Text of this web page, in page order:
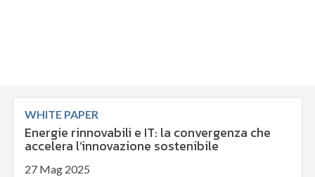
WHITE PAPER
Energie rinnovabili e IT: la convergenza che
accelera l’innovazione sostenibile
27 Mag 2025